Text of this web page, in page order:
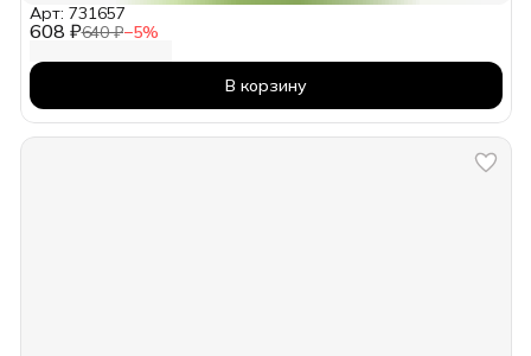
608 ₽640 ₽−5%
Арт: 731657
В корзину